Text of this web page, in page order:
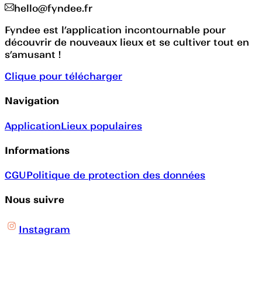
hello@fyndee.fr
Fyndee est l’application incontournable pour
découvrir de nouveaux lieux et se cultiver tout en
s’amusant !
Clique pour télécharger
Navigation
ApplicationLieux populaires
Informations
CGUPolitique de protection des données
Nous suivre
Instagram